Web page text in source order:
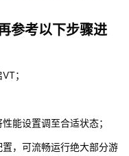
参考以下步骤进
；
能设置调至合适状态；
，可流畅运行绝大部分游